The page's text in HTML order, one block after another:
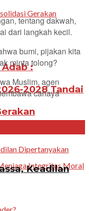
:
2028 Tandai
tentang dakwah,
dari langkah kecil.
bumi, pijakan kita
minta tolong?
Muslim, agen
cahaya
Keadilan